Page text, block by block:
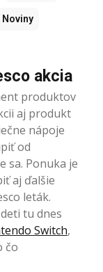
Noviny
akcia
produktov
aj produkt
nápoje
od
sa. Ponuka je
aj ďalšie
leták.
tu dnes
Switch,
čo